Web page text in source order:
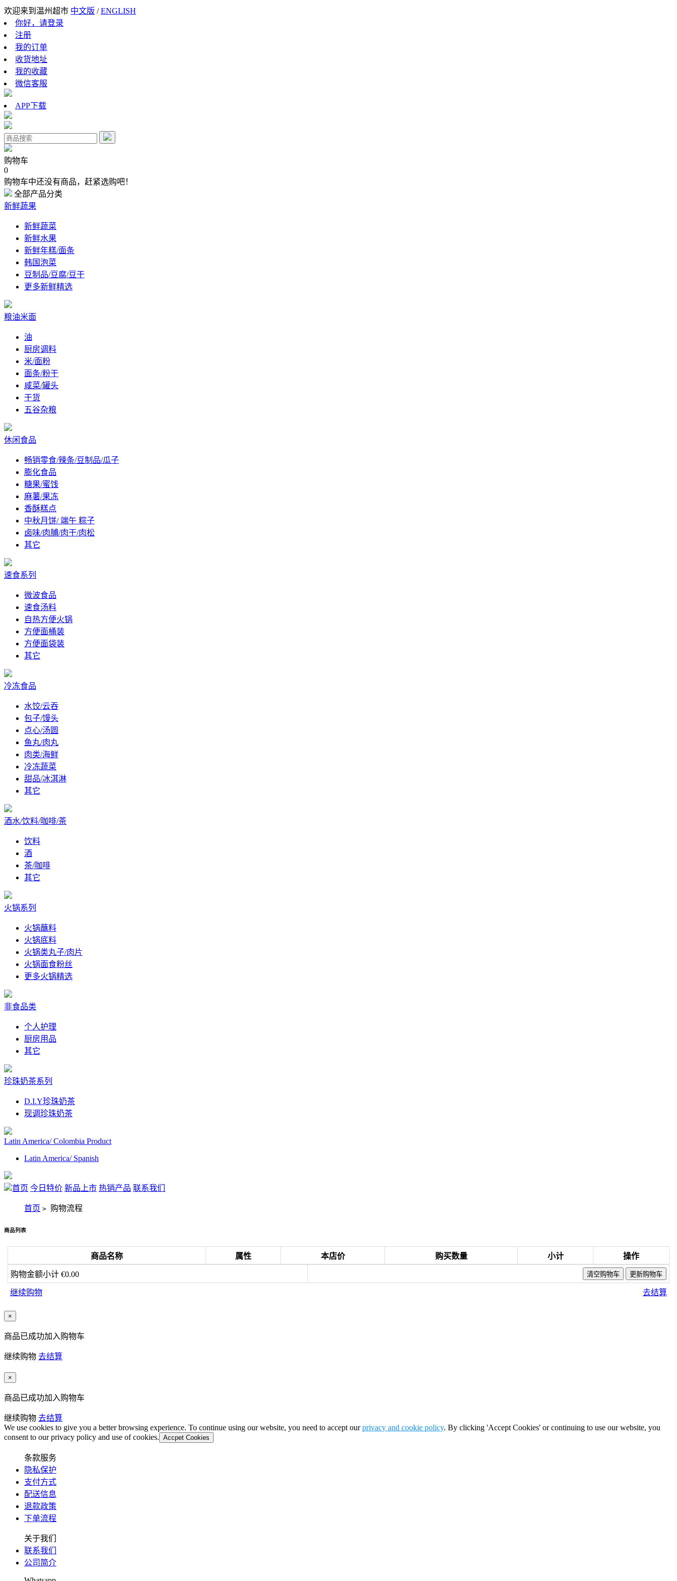
欢迎来到温州超市 中文版 /ENGLISH
你好，请登录
注册
我的订单
收货地址
我的收藏
微信客服
APP下载
购物车
0
购物车中还没有商品，赶紧选购吧！
全部产品分类
新鲜蔬果
新鲜蔬菜
新鲜水果
新鲜年糕/面条
韩国泡菜
豆制品/豆腐/豆干
更多新鲜精选
粮油米面
油
厨房调料
米/面粉
面条/粉干
咸菜/罐头
干货
五谷杂粮
休闲食品
畅销零食/辣条/豆制品/瓜子
膨化食品
糖果/蜜饯
麻薯/果冻
香酥糕点
中秋月饼/ 端午 粽子
卤味/肉脯/肉干/肉松
其它
速食系列
微波食品
速食汤料
自热方便火锅
方便面桶装
方便面袋装
其它
冷冻食品
水饺/云吞
包子/馒头
点心/汤圆
鱼丸/肉丸
肉类/海鲜
冷冻蔬菜
甜品/冰淇淋
其它
酒水/饮料/咖啡/茶
饮料
酒
茶/咖啡
其它
火锅系列
火锅蘸料
火锅底料
火锅类丸子/肉片
火锅面食粉丝
更多火锅精选
非食品类
个人护理
厨房用品
其它
珍珠奶茶系列
D.I.Y珍珠奶茶
现调珍珠奶茶
Latin America/ Colombia Product
Latin America/ Spanish
首页 今日特价 新品上市 热销产品 联系我们
首页 > 购物流程
商品列表
商品名称 属性 本店价 购买数量 小计 操作
购物金额小计 €0.00
继续购物 去结算
×
商品已成功加入购物车
继续购物 去结算
×
商品已成功加入购物车
继续购物 去结算
We use cookies to give you a better browsing experience. To continue using our website, you need to accept ourprivacy and cookie policy. By clicking 'Accept Cookies' or continuing to use our website, you
consent to our privacy policy and use of cookies. Accpet Cookies
条款服务
隐私保护
支付方式
配送信息
退款政策
下单流程
关于我们
联系我们
公司简介